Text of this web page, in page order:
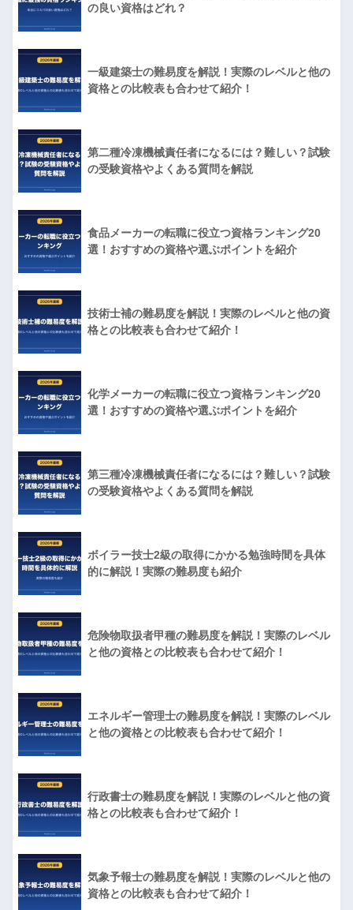
の良い資格はどれ？
一級建築士の難易度を解説！実際のレベルと他の
資格との比較表も合わせて紹介！
第二種冷凍機械責任者になるには？難しい？試験
の受験資格やよくある質問を解説
食品メーカーの転職に役立つ資格ランキング20
選！おすすめの資格や選ぶポイントを紹介
技術士補の難易度を解説！実際のレベルと他の資
格との比較表も合わせて紹介！
化学メーカーの転職に役立つ資格ランキング20
選！おすすめの資格や選ぶポイントを紹介
第三種冷凍機械責任者になるには？難しい？試験
の受験資格やよくある質問を解説
ボイラー技士2級の取得にかかる勉強時間を具体
的に解説！実際の難易度も紹介
危険物取扱者甲種の難易度を解説！実際のレベル
と他の資格との比較表も合わせて紹介！
エネルギー管理士の難易度を解説！実際のレベル
と他の資格との比較表も合わせて紹介！
行政書士の難易度を解説！実際のレベルと他の資
格との比較表も合わせて紹介！
気象予報士の難易度を解説！実際のレベルと他の
資格との比較表も合わせて紹介！